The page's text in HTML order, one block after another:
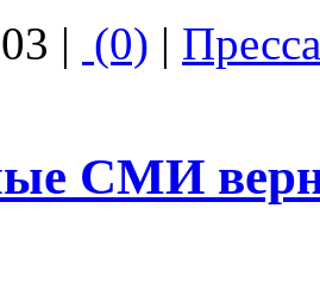
| (0) | Пресса
СМИ